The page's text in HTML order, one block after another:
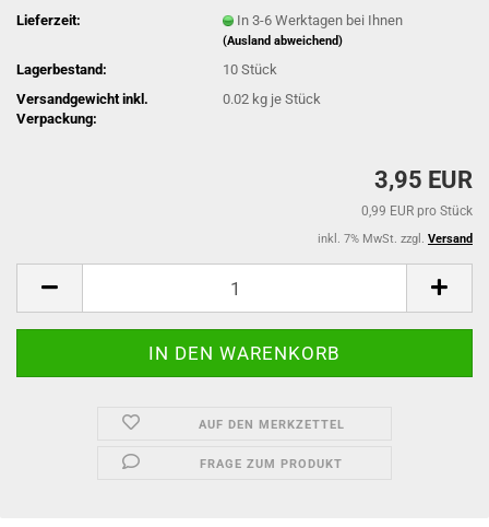
Lieferzeit:
In 3-6 Werktagen bei Ihnen
(Ausland abweichend)
Lagerbestand: 10Stück
Versandgewicht inkl.
Verpackung:
0.02 kg je Stück
3,95 EUR
0,99 EUR pro Stück
inkl. 7% MwSt. zzgl. Versand
AUF DEN MERKZETTEL
FRAGE ZUM PRODUKT